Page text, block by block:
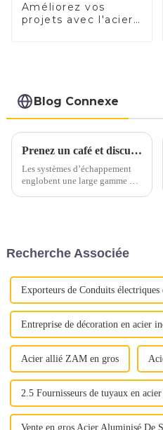
Améliorez vos
projets avec l'acier
Blog Connexe
Prenez un café et discutons des matériaux d'échappement autour d'une tasse
Les systèmes d’échappement
englobent une large gamme de
élevées, aux gaz corrosifs et
Recherche Associée
Exporteurs de Conduits électriques
Entreprise de décoration en acier
Acier allié ZAM en gros
2.5 Fournisseurs de tuyaux en
Vente en gros Acier Aluminisé De